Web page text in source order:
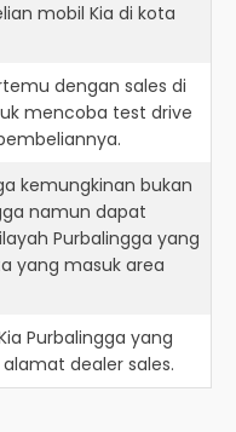
mobil Kia di kota
dengan sales di
mencoba test drive
kemungkinan bukan
namun dapat
Purbalingga yang
yang masuk area
Purbalingga yang
dealer sales.